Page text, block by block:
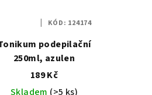
podepilační
250ml, azulen
189 Kč
Skladem (>5 ks)
KÓD: 124174